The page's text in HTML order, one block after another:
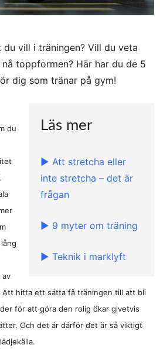
du vill i träningen? Vill du veta
toppformen? Här har du de 5
dig som tränar på gym!
Läs mer
► Att stretcha eller
inte stretcha – det är
frågan
► 9 myter om träning
► Teknik i marklyft
du
av
Att hitta ett sätta få träningen till att bli
för att göra den rolig ökar givetvis
Och det är därför det är så viktigt